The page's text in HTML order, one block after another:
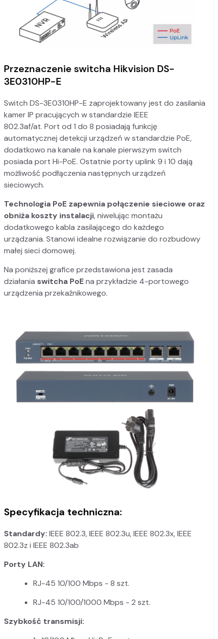
Przeznaczenie switcha Hikvision DS-
3E0310HP-E
Switch DS-3E0310HP-E zaprojektowany jest do zasilania
kamer IP pracujących w standardzie IEEE
802.3af/at. Port od 1 do 8 posiadają funkcję
automatycznej detekcji urządzeń w standardzie PoE,
dodatkowo na kanale na kanale pierwszym switch
posiada port Hi-PoE. Ostatnie porty uplink 9 i 10 dają
możliwość podłączenia następnych urządzeń
sieciowych.
Technologia PoE zapewnia połączenie sieciowe oraz
obniża koszty instalacji, niwelując montażu
dodatkowego kabla zasilającego do każdego
urządzania. Stanowi idealne rozwiązanie do rozbudowy
małej sieci domowej.
Na poniższej grafice przedstawiona jest zasada
działania switcha PoEna przykładzie 4-portowego
urządzenia przekaźnikowego.
Specyfikacja techniczna:
Standardy: IEEE 802.3, IEEE 802.3u, IEEE 802.3x, IEEE
802.3z i IEEE 802.3ab
Porty LAN:
RJ-45 10/100 Mbps - 8 szt.
RJ-45 10/100/1000 Mbps - 2 szt.
Szybkość transmisji: